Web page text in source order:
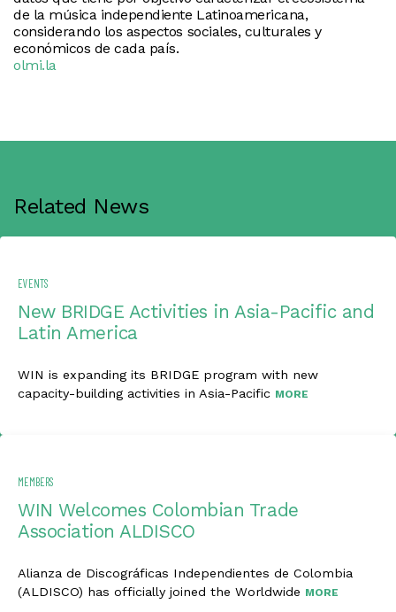
de la música independiente Latinoamericana,
considerando los aspectos sociales, culturales y
económicos de cada país.
olmi.la
Related News
EVENTS
New BRIDGE Activities in Asia-Pacific and
Latin America
WIN is expanding its BRIDGE program with new
capacity-building activities in Asia-Pacific MORE
MEMBERS
WIN Welcomes Colombian Trade
Association ALDISCO
Alianza de Discográficas Independientes de Colombia
(ALDISCO) has officially joined the Worldwide MORE